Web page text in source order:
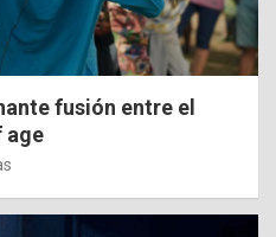
fusión entre el
age